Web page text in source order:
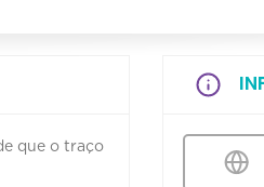
que o traço